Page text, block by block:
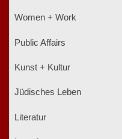
Women + Work
Public Affairs
Kunst + Kultur
Jüdisches Leben
Literatur